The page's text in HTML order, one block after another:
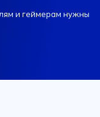
и геймерам нужны